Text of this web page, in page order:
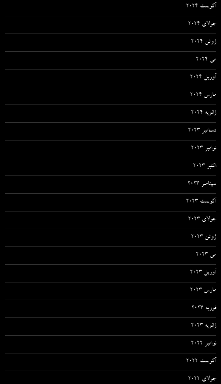
آگوست 2024
جولای 2024
ژوئن 2024
می 2024
آوریل 2024
مارس 2024
ژانویه 2024
دسامبر 2023
نوامبر 2023
اکتبر 2023
سپتامبر 2023
آگوست 2023
جولای 2023
ژوئن 2023
می 2023
آوریل 2023
مارس 2023
فوریه 2023
ژانویه 2023
نوامبر 2022
آگوست 2022
جولای 2022